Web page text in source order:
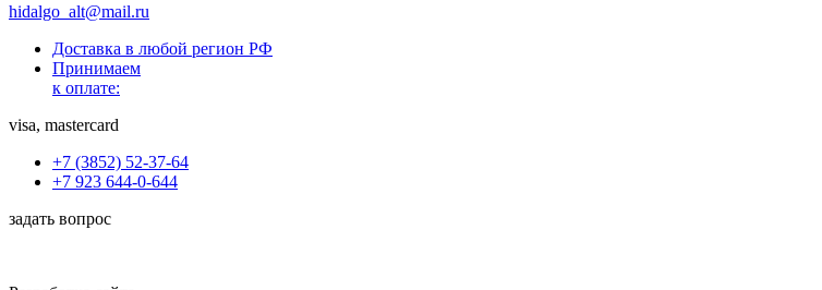
hidalgo_alt@mail.ru
Доставка в любой регион РФ
Принимаем
к оплате:
visa, mastercard
+7 (3852) 52-37-64
+7 923 644-0-644
задать вопрос